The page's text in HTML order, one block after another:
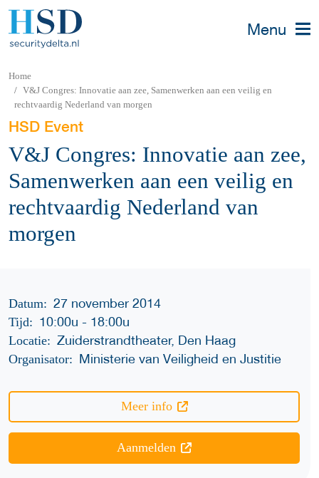
Menu
Home
V&J Congres: Innovatie aan zee, Samenwerken aan een veilig en
rechtvaardig Nederland van morgen
HSD Event
V&J Congres: Innovatie aan zee,
Samenwerken aan een veilig en
rechtvaardig Nederland van
morgen
Datum: 27 november 2014
Tijd: 10:00u- 18:00u
Locatie: Zuiderstrandtheater, Den Haag
Organisator: Ministerie van Veiligheid en Justitie
Meer info
Aanmelden